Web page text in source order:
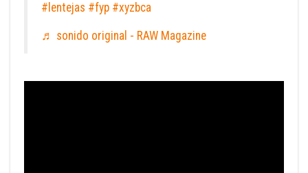
#lentejas #fyp #xyzbca
♬ sonido original - RAW Magazine